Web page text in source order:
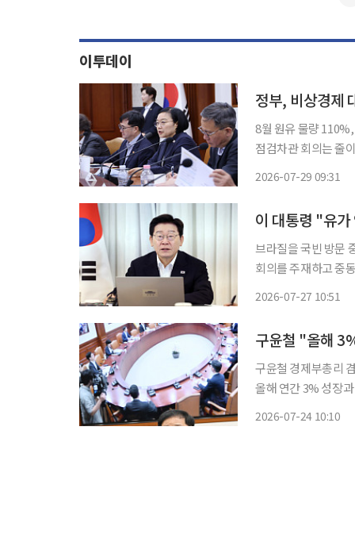
이투데이
정부, 비상경제
8월 원유 물량
점검차관 회의는 줄이고 현장 대
2026-07-29 09:31
브라질을 국빈 방문
회의를 주재하고 중
2026-07-27 10:51
구윤철 "올해
구윤철 경제부총리
올해 연간 3% 성장
2026-07-24 10:10